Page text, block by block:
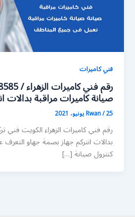
فني كاميرات
صيانة كاميرات مراقبة بدالات
Rwan/25 يونيو، 2021
رقم فني كاميرات الزهراء الكويت فني
بدالات انتركم جهاز بصمة جهاو
كنترول صيانة […]